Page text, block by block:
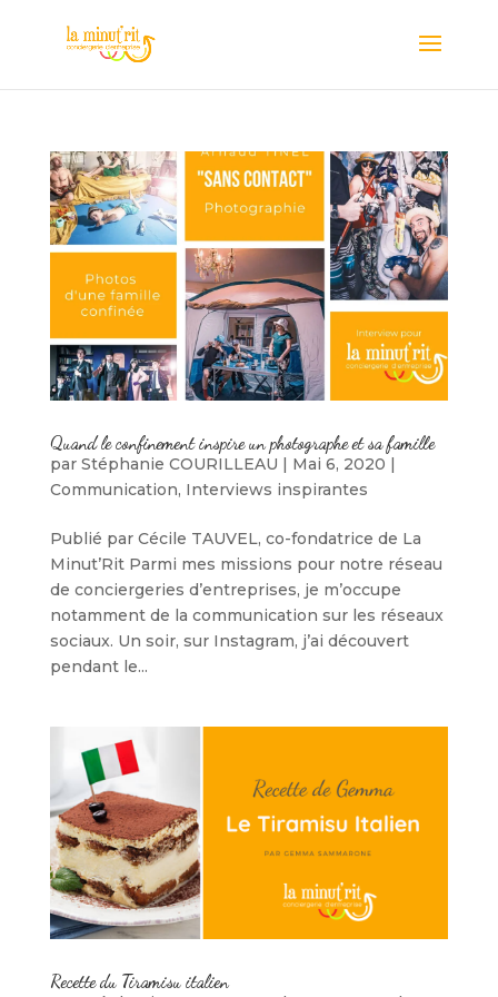
Quand le confinement inspire un photographe et sa famille
par Stéphanie COURILLEAU | Mai 6, 2020 |
Communication, Interviews inspirantes
Publié par Cécile TAUVEL, co-fondatrice de La
Minut’Rit Parmi mes missions pour notre réseau
de conciergeries d’entreprises, je m’occupe
notamment de la communication sur les réseaux
sociaux. Un soir, sur Instagram, j’ai découvert
pendant le...
Recette du Tiramisu italien